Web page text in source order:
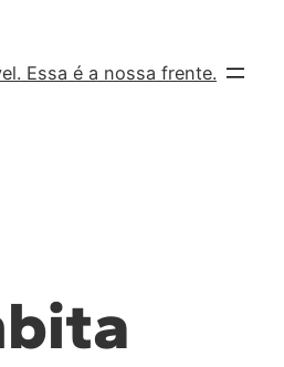
Essa é a nossa frente.